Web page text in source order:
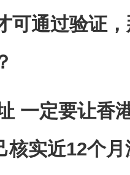
可通过验证
一定要让香
核实近12个